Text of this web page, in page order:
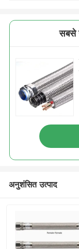
विस्फोट रोधी स्विच
विस्फोट रोधी प्लग
सबसे
अनुशंसित उत्पाद